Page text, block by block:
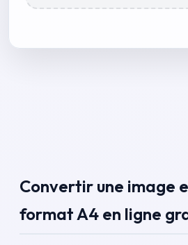
Convertir une image
format A4 en ligne